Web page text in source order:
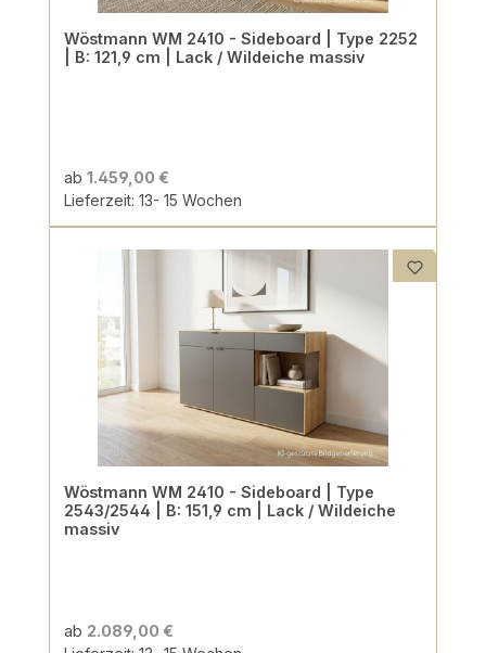
Wöstmann WM 2410 - Sideboard | Type 2252
| B: 121,9 cm | Lack / Wildeiche massiv
ab 1.459,00 €
Lieferzeit: 13- 15 Wochen
Wöstmann WM 2410 - Sideboard | Type
2543/2544 | B: 151,9 cm | Lack / Wildeiche
massiv
ab 2.089,00 €